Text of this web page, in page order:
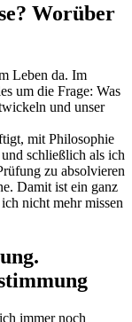
Worüber
Leben da. Im
um die Frage: Was
und unser
mit Philosophie
schließlich als ich
zu absolvieren
Damit ist ein ganz
nicht mehr missen
immer noch